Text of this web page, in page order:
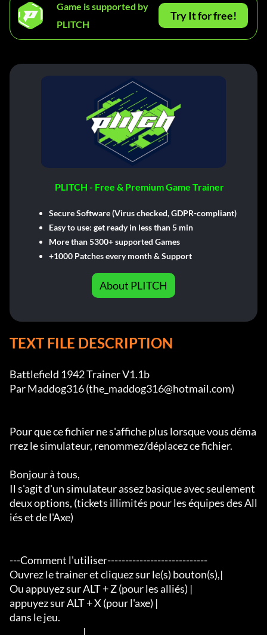
Game is supported by
PLITCH
Try It for free!
PLITCH - Free & Premium Game Trainer
Secure Software (Virus checked, GDPR-compliant)
Easy to use: get ready in less than 5 min
More than 5300+ supported Games
+1000 Patches every month & Support
About PLITCH
TEXT FILE DESCRIPTION
Battlefield 1942 Trainer V1.1b
Par Maddog316 (the_maddog316@hotmail.com)
Pour que ce fichier ne s'affiche plus lorsque vous déma
rrez le simulateur, renommez/déplacez ce fichier.
Bonjour à tous,
Il s'agit d'un simulateur assez basique avec seulement
deux options, (tickets illimités pour les équipes des All
iés et de l'Axe)
---Comment l'utiliser----------------------------
Ouvrez le trainer et cliquez sur le(s) bouton(s),|
Ou appuyez sur ALT + Z (pour les alliés) |
appuyez sur ALT + X (pour l'axe) |
dans le jeu.